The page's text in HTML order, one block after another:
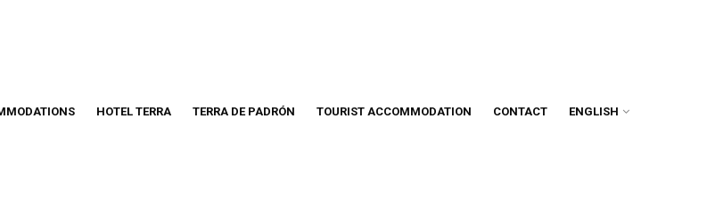
HOTEL TERRA TERRA DE PADRÓN TOURIST ACCOMMODATION CONTACT ENGLISH